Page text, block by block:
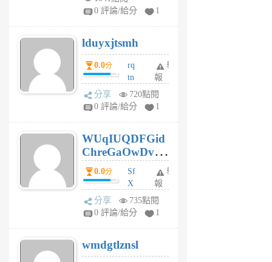
jl
月
前
0 評論/給分
1
lduyxjtsmh
0.0分
rq
tn
jt
gl
個
月
前
舉
報
分享
720點閱
0 評論/給分
1
WUqIUQDFGid
ChreGaOwDv
dY0.0分
Sf
X
Pe
Jc
R
P
舉
報
分享
735點閱
0 評論/給分
1
wmdgtlznsl